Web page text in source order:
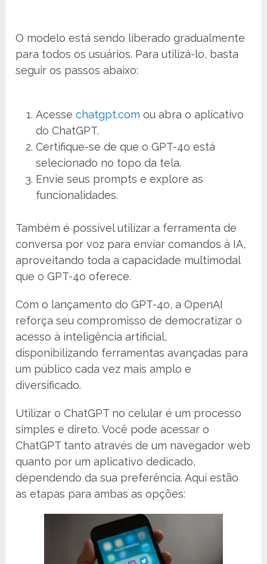
O modelo está sendo liberado gradualmente
para todos os usuários. Para utilizá-lo, basta
seguir os passos abaixo:
Acessechatgpt.com ou abra o aplicativo
do ChatGPT.
Certifique-se de que o GPT-4o está
selecionado no topo da tela.
Envie seus prompts e explore as
funcionalidades.
Também é possível utilizar a ferramenta de
conversa por voz para enviar comandos à IA,
aproveitando toda a capacidade multimodal
que o GPT-4o oferece.
Com o lançamento do GPT-4o, a OpenAI
reforça seu compromisso de democratizar o
acesso à inteligência artificial,
disponibilizando ferramentas avançadas para
um público cada vez mais amplo e
diversificado.
Utilizar o ChatGPT no celular é um processo
simples e direto. Você pode acessar o
ChatGPT tanto através de um navegador web
quanto por um aplicativo dedicado,
dependendo da sua preferência. Aqui estão
as etapas para ambas as opções: